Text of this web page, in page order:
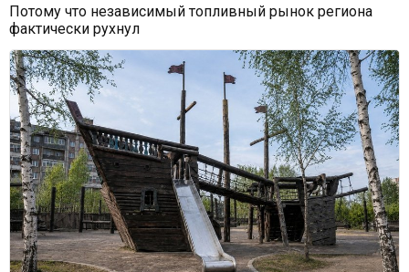
Потому что независимый топливный рынок региона
фактически рухнул